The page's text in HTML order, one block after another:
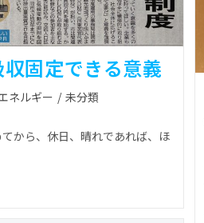
固定できる意義
ネルギー / 未分類
から、休日、晴れであれば、ほ